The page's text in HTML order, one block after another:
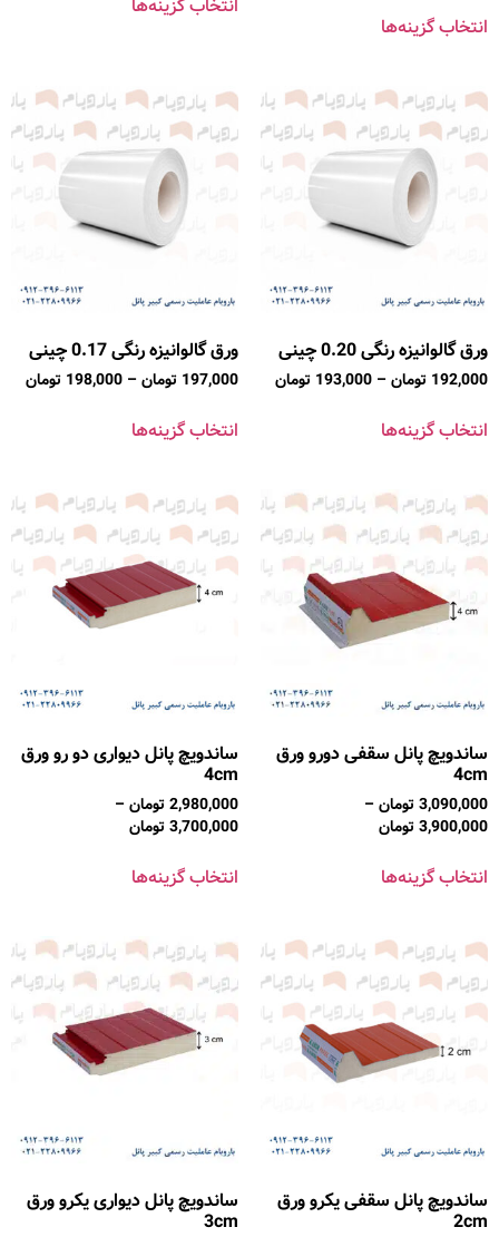
انتخاب گزینه‌ها
انتخاب گزینه‌ها
ورق گالوانیزه رنگی 0.20 چینی
192,000 تومان–
193,000 تومان
انتخاب گزینه‌ها
ورق گالوانیزه رنگی 0.17 چینی
197,000 تومان–
198,000 تومان
انتخاب گزینه‌ها
ساندویچ پانل سقفی دورو ورق
4cm
3,090,000تومان–
3,900,000تومان
انتخاب گزینه‌ها
ساندویچ پانل دیواری دو رو ورق
4cm
2,980,000تومان–
3,700,000تومان
انتخاب گزینه‌ها
ساندویچ پانل سقفی یکرو ورق
2cm
ساندویچ پانل دیواری یکرو ورق
3cm